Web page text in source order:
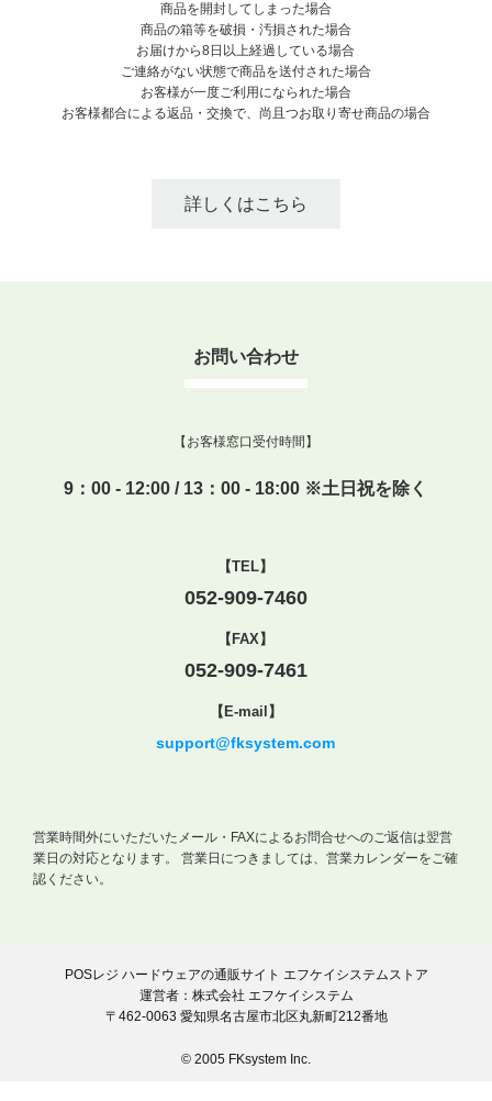
商品を開封してしまった場合
商品の箱等を破損・汚損された場合
お届けから8日以上経過している場合
ご連絡がない状態で商品を送付された場合
お客様が一度ご利用になられた場合
お客様都合による返品・交換で、尚且つお取り寄せ商品の場合
詳しくはこちら
お問い合わせ
【お客様窓口受付時間】
9：00 - 12:00 / 13：00 - 18:00 ※土日祝を除く
【TEL】
052-909-7460
【FAX】
052-909-7461
【E-mail】
support@fksystem.com
営業時間外にいただいたメール・FAXによるお問合せへのご返信は翌営
業日の対応となります。
営業日につきましては、営業カレンダーをご確
認ください。
POSレジ ハードウェアの通販サイト エフケイシステムストア
運営者：株式会社 エフケイシステム
〒462-0063 愛知県名古屋市北区丸新町212番地
© 2005 FKsystem Inc.